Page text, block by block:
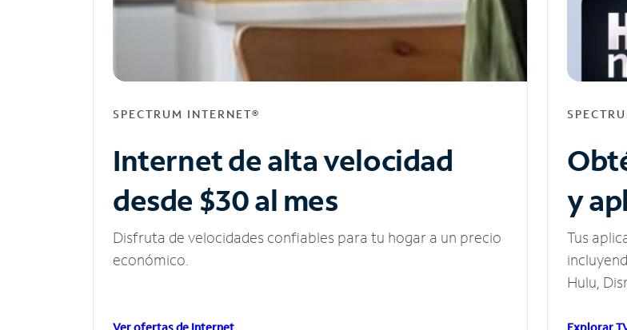
SPECTRUM INTERNET®
Internet de alta velocidad
desde $30 al mes
Disfruta de velocidades confiables para tu hogar a un precio
económico.
y
Tus
Hulu,